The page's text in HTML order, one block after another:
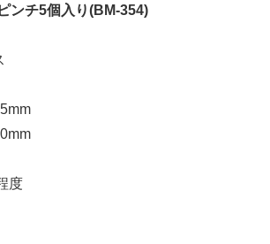
ンチ5個入り(BM-354)
度